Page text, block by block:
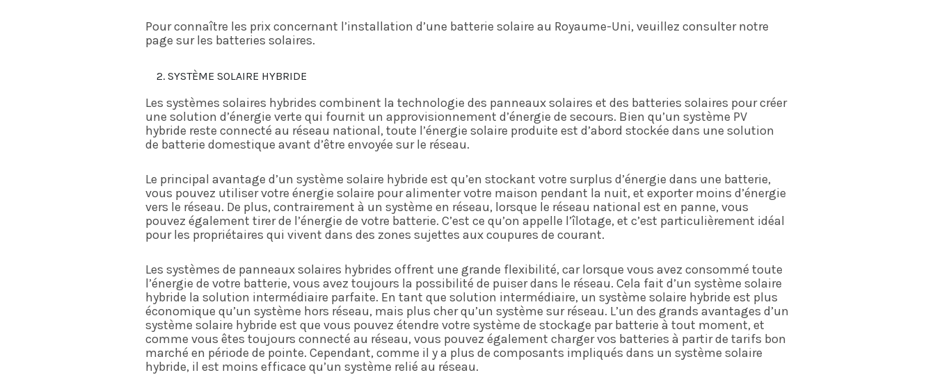
Pour connaître les prix concernant l’installation d’une batterie solaire au Royaume-Uni, veuillez consulter notre
page sur les batteries solaires.
SYSTÈME SOLAIRE HYBRIDE
Les systèmes solaires hybrides combinent la technologie des panneaux solaires et des batteries solaires pour créer
une solution d’énergie verte qui fournit un approvisionnement d’énergie de secours. Bien qu’un système PV
hybride reste connecté au réseau national, toute l’énergie solaire produite est d’abord stockée dans une solution
de batterie domestique avant d’être envoyée sur le réseau.
Le principal avantage d’un système solaire hybride est qu’en stockant votre surplus d’énergie dans une batterie,
vous pouvez utiliser votre énergie solaire pour alimenter votre maison pendant la nuit, et exporter moins d’énergie
vers le réseau. De plus, contrairement à un système en réseau, lorsque le réseau national est en panne, vous
pouvez également tirer de l’énergie de votre batterie. C’est ce qu’on appelle l’îlotage, et c’est particulièrement idéal
pour les propriétaires qui vivent dans des zones sujettes aux coupures de courant.
Les systèmes de panneaux solaires hybrides offrent une grande flexibilité, car lorsque vous avez consommé toute
l’énergie de votre batterie, vous avez toujours la possibilité de puiser dans le réseau. Cela fait d’un système solaire
hybride la solution intermédiaire parfaite. En tant que solution intermédiaire, un système solaire hybride est plus
économique qu’un système hors réseau, mais plus cher qu’un système sur réseau. L’un des grands avantages d’un
système solaire hybride est que vous pouvez étendre votre système de stockage par batterie à tout moment, et
comme vous êtes toujours connecté au réseau, vous pouvez également charger vos batteries à partir de tarifs bon
marché en période de pointe. Cependant, comme il y a plus de composants impliqués dans un système solaire
hybride, il est moins efficace qu’un système relié au réseau.